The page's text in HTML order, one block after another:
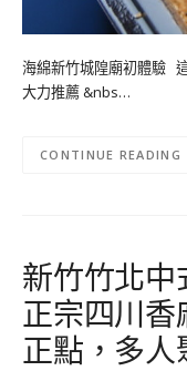
海綿新竹城隍廟初體驗
大力推薦 &nbs…
CONTINUE READING
新竹竹北中
正宗四川
正點，多